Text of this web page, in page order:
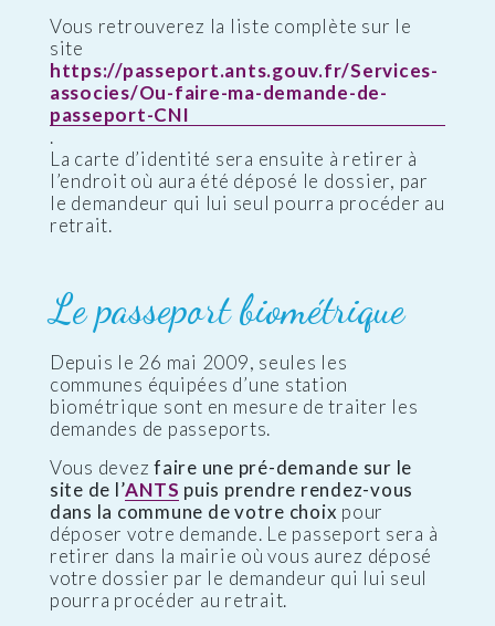
Vous retrouverez la liste complète sur le
site
https://passeport.ants.gouv.fr/Services-
associes/Ou-faire-ma-demande-de-
passeport-CNI
.
La carte d’identité sera ensuite à retirer à
l’endroit où aura été déposé le dossier, par
le demandeur qui lui seul pourra procéder au
retrait.
Le passeport biométrique
Depuis le 26 mai 2009, seules les
communes équipées d’une station
biométrique sont en mesure de traiter les
demandes de passeports.
Vous devezfaire une pré-demande sur le
site de l’ANTS puis prendre rendez-vous
dans la commune de votre choix pour
déposer votre demande. Le passeport sera à
retirer dans la mairie où vous aurez déposé
votre dossier par le demandeur qui lui seul
pourra procéder au retrait.